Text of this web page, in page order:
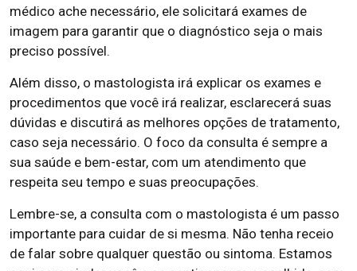
médico ache necessário, ele solicitará exames de
imagem para garantir que o diagnóstico seja o mais
preciso possível.
Além disso, o mastologista irá explicar os exames e
procedimentos que você irá realizar, esclarecerá suas
dúvidas e discutirá as melhores opções de tratamento,
caso seja necessário. O foco da consulta é sempre a
sua saúde e bem-estar, com um atendimento que
respeita seu tempo e suas preocupações.
Lembre-se, a consulta com o mastologista é um passo
importante para cuidar de si mesma. Não tenha receio
de falar sobre qualquer questão ou sintoma. Estamos